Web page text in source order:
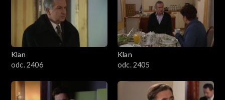
Klan
odc. 2406
Klan
odc. 2405